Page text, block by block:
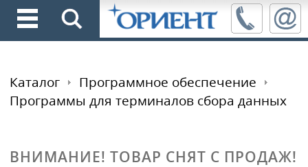
Каталог
Программное обеспечение
Программы для терминалов сбора данных
ВНИМАНИЕ! ТОВАР СНЯТ С ПРОДАЖ!